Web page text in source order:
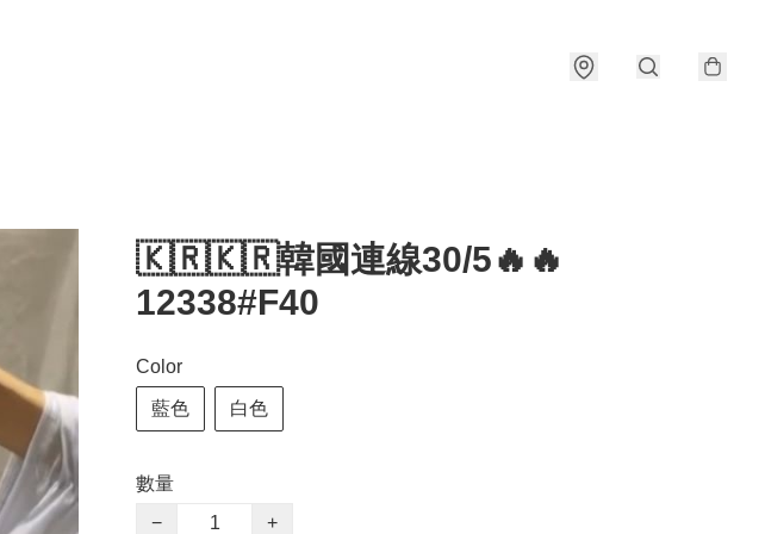
🇰🇷🇰🇷韓國連線30/5🔥🔥
12338#F40
Color
藍色 白色
數量
−
+